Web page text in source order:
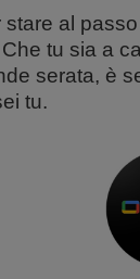
al
tu sia a
serata, è
tu.